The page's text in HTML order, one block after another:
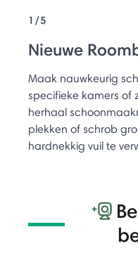
1/5
Nieuwe
Maak nauwkeurig
specifieke kamers of
herhaal
plekken of schrob
hardnekkig vuil te